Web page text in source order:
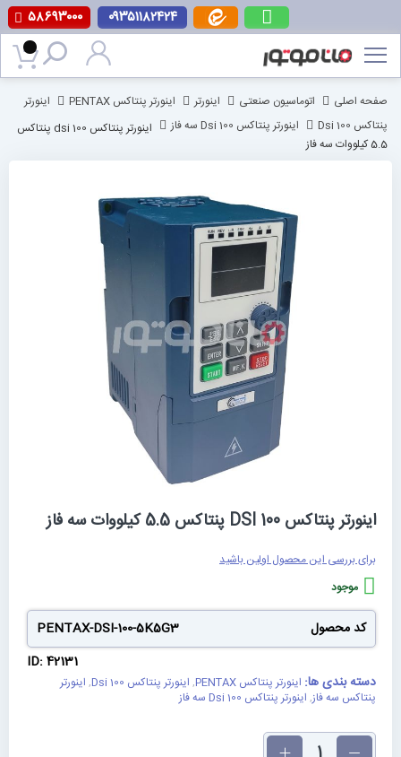
۵۸۶۹۳۰۰۰ ۰۹۳۵۱۱۸۲۴۲۴
به
صفحه اصلی
اتوماسیون صنعتی اینورتر اینورتر پنتاکس PENTAX
اینورتر
پنتاکس Dsi 100
اینورتر پنتاکس Dsi 100 سه فاز
اینورتر پنتاکس dsi 100 پنتاکس
5.5 کیلووات سه فاز
رفتن
به
گالری
اینورتر پنتاکس DSI 100 پنتاکس 5.5 کیلووات سه فاز
برای بررسی این محصول اولین باشید
موجود
کد محصول
PENTAX-DSI-100-5K5G3
ID: 42131
دسته بندی ها: اینورتر پنتاکس PENTAX , اینورتر پنتاکس Dsi 100 , اینورتر
پنتاکس سه فاز, اینورتر پنتاکس Dsi 100 سه فاز
تعداد